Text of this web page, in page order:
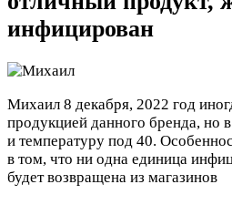
инфицирован
Михаил 8 декабря, 2022 год
продукцией данного бренда, но
и температуру под 40.
в том, что ни одна единица
будет возвращена из магазинов